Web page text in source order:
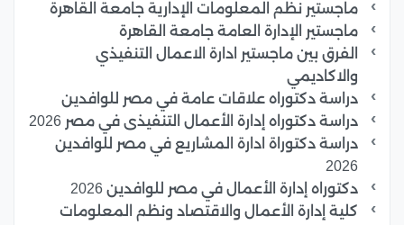
ماجستير نظم المعلومات الإدارية جامعة القاهرة
ماجستير الإدارة العامة جامعة القاهرة
الفرق بين ماجستير ادارة الاعمال التنفيذي
والاكاديمي
دراسة دكتوراه علاقات عامة في مصر للوافدين
دراسة دكتوراه إدارة الأعمال التنفيذى في مصر 2026
دراسة دكتوراة ادارة المشاريع في مصر للوافدين
2026
دكتوراه إدارة الأعمال في مصر للوافدين 2026
كلية إدارة الأعمال والاقتصاد ونظم المعلومات